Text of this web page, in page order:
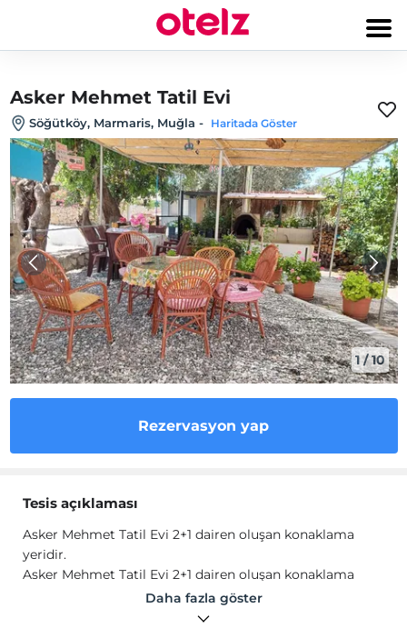
Asker Mehmet Tatil Evi
Söğütköy, Marmaris, Muğla - Haritada Göster
1/10
Rezervasyon yap
Tesis açıklaması
Asker Mehmet Tatil Evi 2+1 dairen oluşan konaklama
yeridir.
Asker Mehmet Tatil Evi 2+1 dairen oluşan konaklama
yeridir. Evin içinde TV, Wi-Fi, klima, oturma grubu,
mutfak ve mutfak eşyaları, nevresim ve havlu takımı
Daha fazla göster